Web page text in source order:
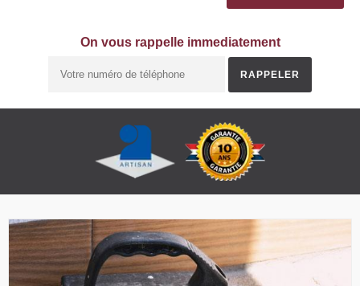
On vous rappelle immediatement